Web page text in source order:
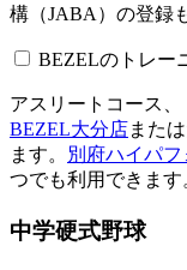
構（JABA）の登録
BEZELのトレー
アスリートコース
BEZEL大分店また
ます。
別府ハイパ
つでも利用できます
中学硬式野球